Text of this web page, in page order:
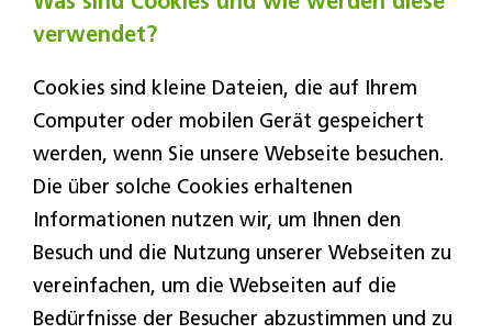
verwendet?
Cookies sind kleine Dateien, die auf Ihrem
Computer oder mobilen Gerät gespeichert
werden, wenn Sie unsere Webseite besuchen.
Die über solche Cookies erhaltenen
Informationen nutzen wir, um Ihnen den
Besuch und die Nutzung unserer Webseiten zu
vereinfachen, um die Webseiten auf die
Bedürfnisse der Besucher abzustimmen und zu